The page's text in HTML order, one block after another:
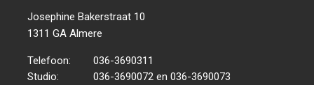
Josephine Bakerstraat 10
1311 GA Almere
Telefoon:
036-3690311
Studio:
036-3690072 en 036-3690073